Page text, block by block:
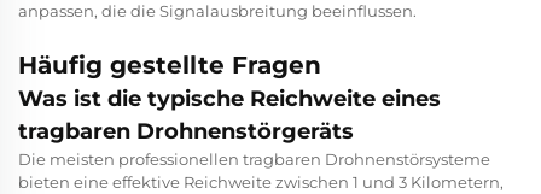
anpassen, die die Signalausbreitung beeinflussen.
Häufig gestellte Fragen
Was ist die typische Reichweite eines
tragbaren Drohnenstörgeräts
Die meisten professionellen tragbaren Drohnenstörsysteme
bieten eine effektive Reichweite zwischen 1 und 3 Kilometern,